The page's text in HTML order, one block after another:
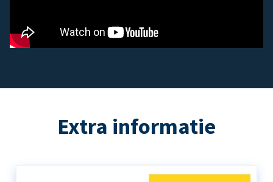
Extra informatie